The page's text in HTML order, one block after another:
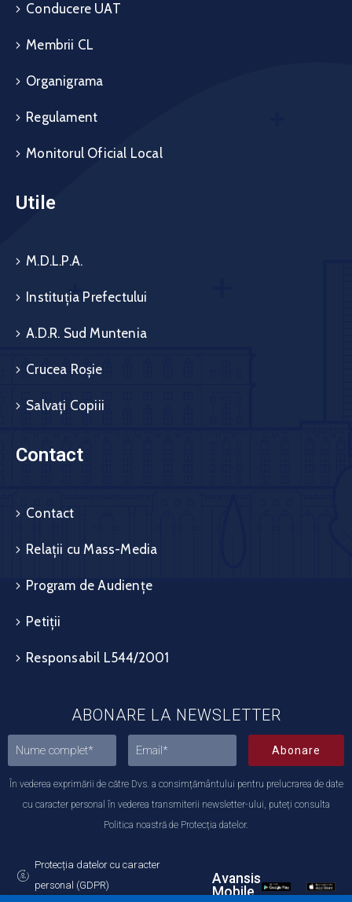
Conducere UAT
Membrii CL
Organigrama
Regulament
Monitorul Oficial Local
Utile
M.D.L.P.A.
Instituția Prefectului
A.D.R. Sud Muntenia
Crucea Roșie
Salvați Copiii
Contact
Contact
Relații cu Mass-Media
Program de Audiențe
Petiții
Responsabil L544/2001
ABONARE LA NEWSLETTER
Abonare
În vederea exprimării de către Dvs. a consimțământului pentru prelucrarea de date
cu caracter personal în vederea transmiterii newsletter-ului, puteți consulta
Politica noastră de Protecția datelor.
Protecția datelor cu caracter
personal (GDPR)
Avansis
Mobile